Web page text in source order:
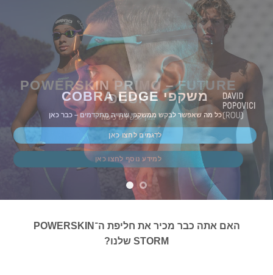
POWERSKIN PRIMO – FUTURE
DUSK
זמין עכשיו לרכישה
למידע נוסף לחצו כאן
משקפי COBRA EDGE
כל מה שאפשר לבקש ממשקפי שחייה מתקדמים – כבר כאן
לדגמים לחצו כאן
האם אתה כבר מכיר את חליפת ה־POWERSKIN
STORM שלנו?